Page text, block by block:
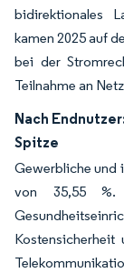
bidirektionales
kamen 2025 auf
bei der
Teilnahme an
Nach
Spitze
Gewerbliche und
von 35,55 %.
Kostensicherheit